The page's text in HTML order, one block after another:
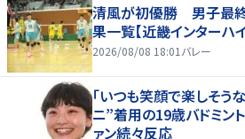
清風が初優勝 男子最
果一覧【近畿インターハ
2026/08/08 18:01 バレー
「いつも笑顔で楽しそう
ニ”着用の19歳バドミン
ァン続々反応